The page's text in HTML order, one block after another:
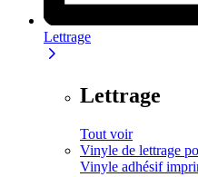
Lettrage
Lettrage
Tout voir
Vinyle de lettrage
Vinyle adhésif